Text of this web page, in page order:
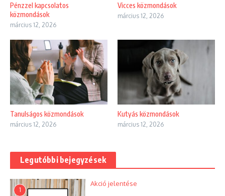
Pénzzel kapcsolatos
közmondások
március 12, 2026
Vicces közmondások
március 12, 2026
Tanulságos közmondások
március 12, 2026
Kutyás közmondások
március 12, 2026
Legutóbbi bejegyzések
1
Akció jelentése